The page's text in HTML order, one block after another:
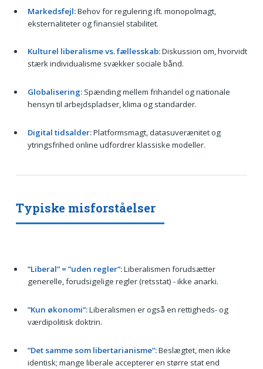
Markedsfejl:Behov for regulering ift. monopolmagt,
eksternaliteter og finansiel stabilitet.
Kulturel liberalisme vs. fællesskab:Diskussion om, hvorvidt
stærk individualisme svækker sociale bånd.
Globalisering:Spænding mellem frihandel og nationale
hensyn til arbejdspladser, klima og standarder.
Digital tidsalder:Platformsmagt, datasuverænitet og
ytringsfrihed online udfordrer klassiske modeller.
Typiske misforståelser
”Liberal” = ”uden regler”:Liberalismen forudsætter
generelle, forudsigelige regler (retsstat) - ikke anarki.
”Kun økonomi”:Liberalismen er også en rettigheds- og
værdipolitisk doktrin.
”Det samme som libertarianisme”:Beslægtet, men ikke
identisk; mange liberale accepterer en større stat end